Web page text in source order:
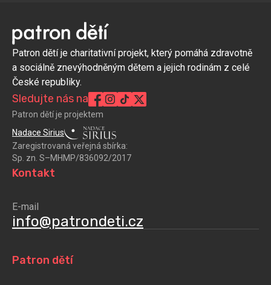
Patron dětí je charitativní projekt, který pomáhá zdravotně
a sociálně znevýhodněným dětem a jejich rodinám z celé
České republiky.
Sledujte nás na
Patron dětí je projektem
Nadace Sirius
Zaregistrovaná veřejná sbírka:
Sp. zn. S–MHMP/836092/2017
Patron dětí
Kontakt
E-mail
info@patrondeti.cz